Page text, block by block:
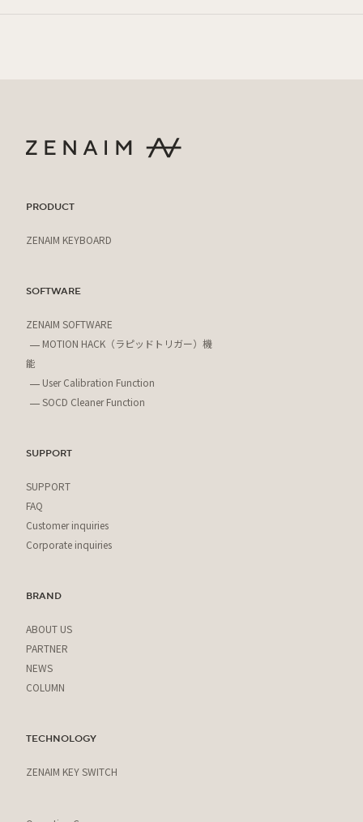
PRODUCT
ZENAIM KEYBOARD
SOFTWARE
ZENAIM SOFTWARE
MOTION HACK（ラピッドトリガー）機
能
User Calibration Function
SOCD Cleaner Function
SUPPORT
SUPPORT
FAQ
Customer inquiries
Corporate inquiries
BRAND
ABOUT US
PARTNER
NEWS
COLUMN
TECHNOLOGY
ZENAIM KEY SWITCH